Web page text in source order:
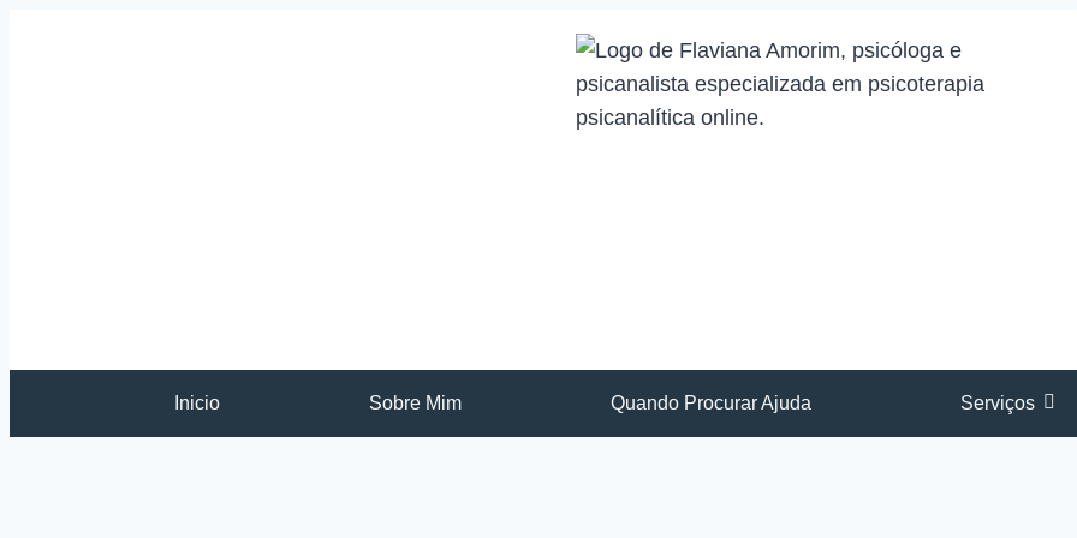
Inicio Sobre Mim Quando Procurar Ajuda Serviços